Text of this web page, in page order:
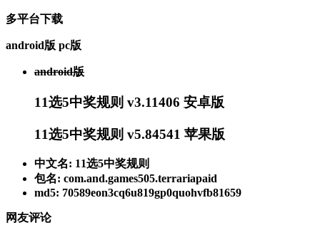
多平台下载
android版 pc版
android版
11选5中奖规则 v3.11406 安卓版
11选5中奖规则 v5.84541 苹果版
中文名: 11选5中奖规则
包名: com.and.games505.terrariapaid
md5: 70589eon3cq6u819gp0quohvfb81659
网友评论